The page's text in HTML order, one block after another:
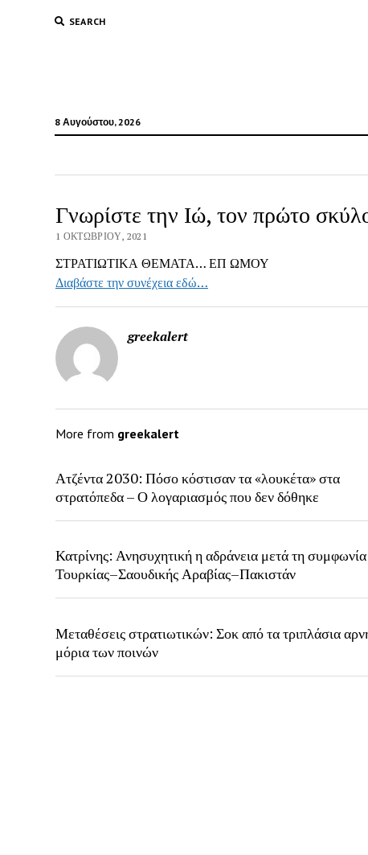
SEARCH
8 Αυγούστου, 2026
Γνωρίστε την Ιώ, τον πρώτο
1 ΟΚΤΩΒΡΊΟΥ, 2021
ΣΤΡΑΤΙΩΤΙΚΑ ΘΕΜΑΤΑ… ΕΠ ΩΜΟΥ
Διαβάστε την συνέχεια εδώ…
greekalert
More from greekalert
Ατζέντα 2030: Πόσο κόστισαν τα «λουκέτα» στα
στρατόπεδα – Ο λογαριασμός που δεν δόθηκε
Κατρίνης: Ανησυχητική η αδράνεια μετά τη συμφωνία
Τουρκίας–Σαουδικής Αραβίας–Πακιστάν
Μεταθέσεις στρατιωτικών: Σοκ από τα τριπλάσια
μόρια των ποινών